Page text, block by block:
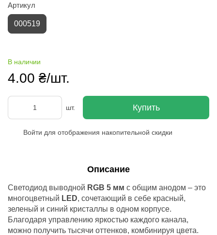
Артикул
000519
В наличии
4.00 ₴/шт.
шт. Купить
Войти для отображения накопительной скидки
Описание
Светодиод выводной RGB 5 мм с общим анодом – это
многоцветный LED, сочетающий в себе красный,
зеленый и синий кристаллы в одном корпусе.
Благодаря управлению яркостью каждого канала,
можно получить тысячи оттенков, комбинируя цвета.